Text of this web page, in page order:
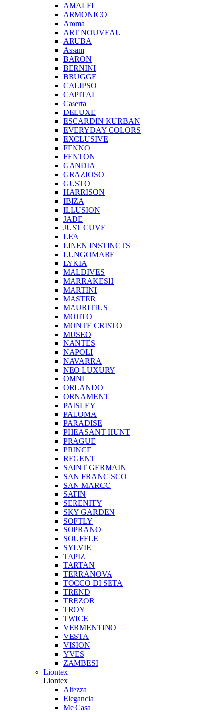
AMALFI
ARMONICO
Aroma
ART NOUVEAU
ARUBA
Assam
BARON
BERNINI
BRUGGE
CALIPSO
CAPITAL
Caserta
DELUXE
ESCARDIN KURBAN
EVERYDAY COLORS
EXCLUSIVE
FENNO
FENTON
GANDIA
GRAZIOSO
GUSTO
HARRISON
IBIZA
ILLUSION
JADE
JUST CUVE
LEA
LINEN INSTINCTS
LUNGOMARE
LYKIA
MALDIVES
MARRAKESH
MARTINI
MASTER
MAURITIUS
MOJITO
MONTE CRISTO
MUSEO
NANTES
NAPOLI
NAVARRA
NEO LUXURY
OMNI
ORLANDO
ORNAMENT
PAISLEY
PALOMA
PARADISE
PHEASANT HUNT
PRAGUE
PRINCE
REGENT
SAINT GERMAIN
SAN FRANCISCO
SAN MARCO
SATIN
SERENITY
SKY GARDEN
SOFTLY
SOPRANO
SOUFFLE
SYLVIE
TAPIZ
TARTAN
TERRANOVA
TOCCO DI SETA
TREND
TREZOR
TROY
TWICE
VERMENTINO
VESTA
VISION
YVES
ZAMBESI
Liontex
Liontex
Altezza
Elegancia
Me Casa